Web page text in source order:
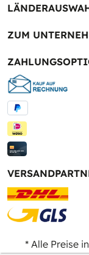
ZUM
* Alle Preise